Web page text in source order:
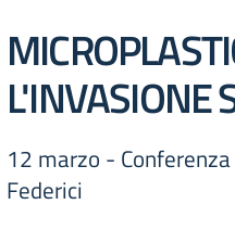
L'INVASIONE
12 marzo -
Federici